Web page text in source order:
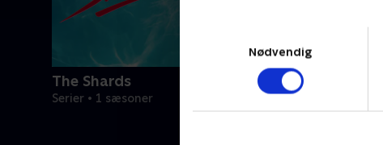
Nødvendig
The Shards
Serier • 1 sæsoner